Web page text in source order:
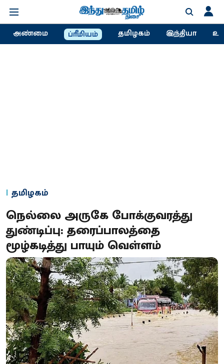
அண்மை ப்ரீமியம் தமிழகம் இந்தியா
தமிழகம்
நெல்லை அருகே போக்குவரத்து
துண்டிப்பு: தரைப்பாலத்தை
மூழ்கடித்து பாயும் வெள்ளம்